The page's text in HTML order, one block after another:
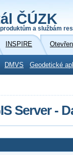
ČÚZK
a službám
INSPIRE
DMVS Geodetické
Server -